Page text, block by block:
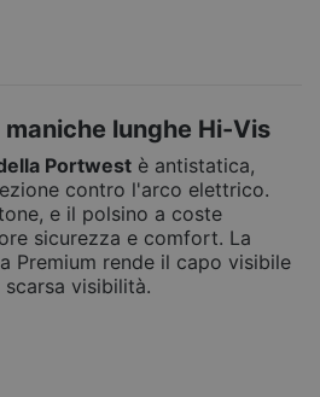
lunghe Hi-Vis
Portwest è antistatica,
contro l'arco elettrico.
e il polsino a coste
sicurezza e comfort. La
Premium rende il capo visibile
visibilità.